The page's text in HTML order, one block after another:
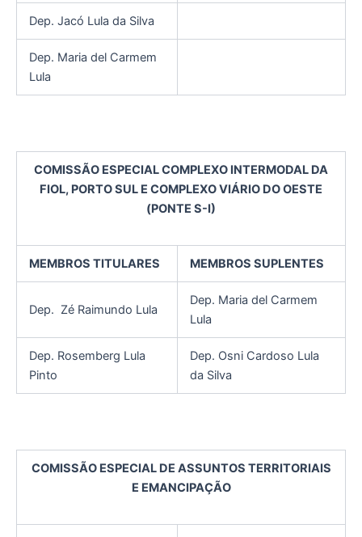
Dep. Jacó Lula da Silva
Dep. Maria del Carmem
Lula
COMISSÃO ESPECIAL COMPLEXO INTERMODAL DA
FIOL, PORTO SUL E COMPLEXO VIÁRIO DO OESTE
(PONTE S-I)
MEMBROS TITULARES MEMBROS SUPLENTES
Dep. Zé Raimundo Lula
Dep. Maria del Carmem
Lula
Dep. Rosemberg Lula
Pinto
Dep. Osni Cardoso Lula
da Silva
COMISSÃO ESPECIAL DE ASSUNTOS TERRITORIAIS
E EMANCIPAÇÃO